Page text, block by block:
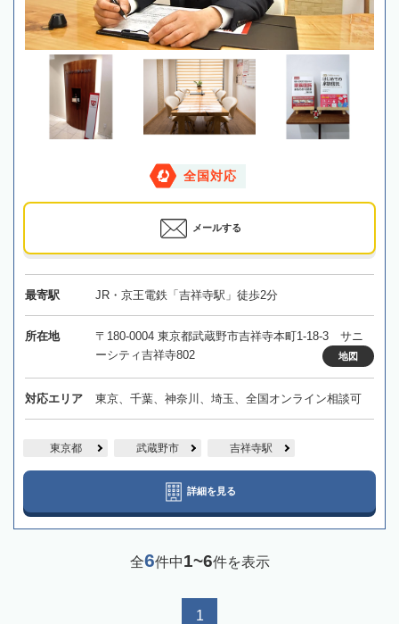
全国対応
メールする
最寄駅 JR・京王電鉄「吉祥寺駅」徒歩2分
所在地
〒180-0004 東京都武蔵野市吉祥寺本町1-18-3 サニ
ーシティ吉祥寺802
地図
対応エリア 東京、千葉、神奈川、埼玉、全国オンライン相談可
東京都 武蔵野市 吉祥寺駅
詳細を見る
全6件中1~6件を表示
1